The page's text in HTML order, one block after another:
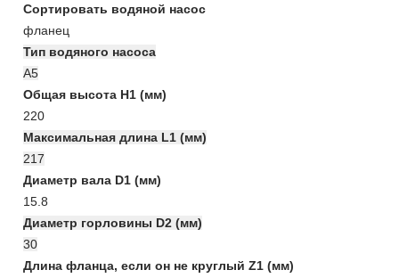
Сортировать водяной насос
фланец
Тип водяного насоса
А5
Общая высота H1 (мм)
220
Максимальная длина L1 (мм)
217
Диаметр вала D1 (мм)
15.8
Диаметр горловины D2 (мм)
30
Длина фланца, если он не круглый Z1 (мм)